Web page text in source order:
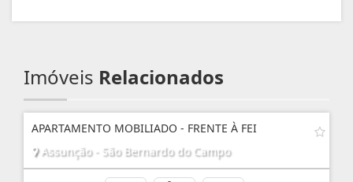
Imóveis Relacionados
APARTAMENTO MOBILIADO - FRENTE À FEI
Assunção - São Bernardo do Campo